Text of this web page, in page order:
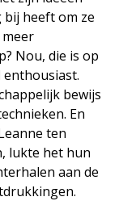
heeft om ze
Nou, die is op
bewijs
En
ten
lukte het hun
aan de